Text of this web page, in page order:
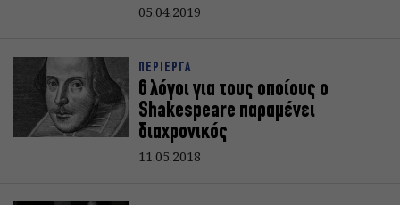
05.04.2019
ΠΕΡΙΕΡΓΑ
6 λόγοι για τους οποίους ο
Shakespeare παραμένει
διαχρονικός
11.05.2018